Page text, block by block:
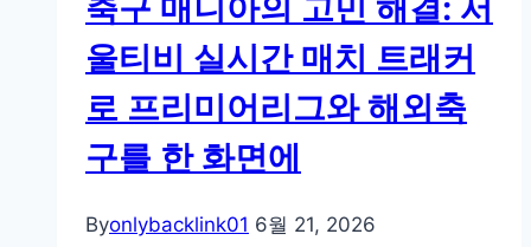
단
후
기
혁
명
을
주
도
하
오
울티비 실시간 매치 트래커
로 프리미어리그와 해외축
구를 한 화면에
Byonlybacklink01 6월 21, 2026